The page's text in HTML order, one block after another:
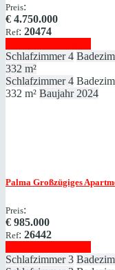
Preis:
€ 4.750.000
Ref: 20474
Schlafzimmer 4
332 m²
Schlafzimmer 4
332 m² Baujahr 2024
Palma Großzügiges
Preis:
€ 985.000
Ref: 26442
Schlafzimmer 3